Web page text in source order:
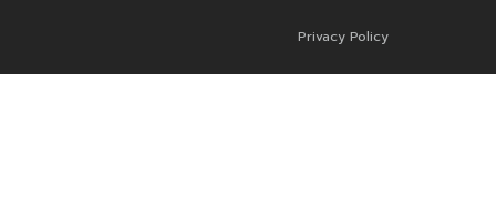
Privacy Policy